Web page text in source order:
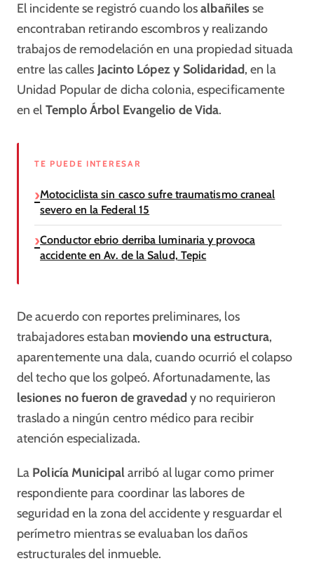
El incidente se registró cuando losalbañiles se
encontraban retirando escombros y realizando
trabajos de remodelación en una propiedad situada
entre las calles Jacinto López y Solidaridad, en la
Unidad Popular de dicha colonia, especificamente
en el Templo Árbol Evangelio de Vida.
TE PUEDE INTERESAR
Motociclista sin casco sufre traumatismo craneal
severo en la Federal 15
Conductor ebrio derriba luminaria y provoca
accidente en Av. de la Salud, Tepic
De acuerdo con reportes preliminares, los
trabajadores estaban moviendo una estructura,
aparentemente una dala, cuando ocurrió el colapso
del techo que los golpeó. Afortunadamente, las
lesiones no fueron de gravedad y no requirieron
traslado a ningún centro médico para recibir
atención especializada.
La Policía Municipalarribó al lugar como primer
respondiente para coordinar las labores de
seguridad en la zona del accidente y resguardar el
perímetro mientras se evaluaban los daños
estructurales del inmueble.